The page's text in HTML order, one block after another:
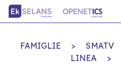
FAMIGLIE > SMATV
LINEA
>